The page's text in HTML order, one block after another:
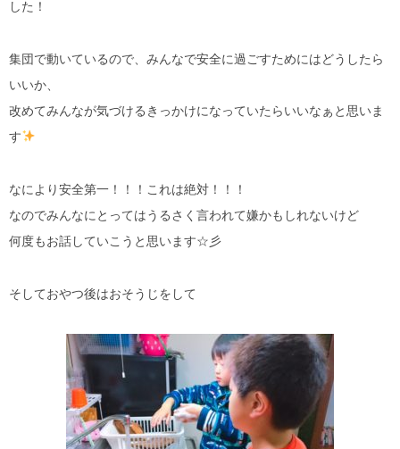
した！
集団で動いているので、みんなで安全に過ごすためにはどうしたら
いいか、
改めてみんなが気づけるきっかけになっていたらいいなぁと思いま
す
なにより安全第一！！！これは絶対！！！
なのでみんなにとってはうるさく言われて嫌かもしれないけど
何度もお話していこうと思います☆彡
そしておやつ後はおそうじをして